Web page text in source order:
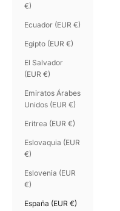
€)
Ecuador (EUR €)
Egipto (EUR €)
El Salvador
(EUR €)
Emiratos Árabes
Unidos (EUR €)
Eritrea (EUR €)
Eslovaquia (EUR
€)
Eslovenia (EUR
€)
España (EUR €)